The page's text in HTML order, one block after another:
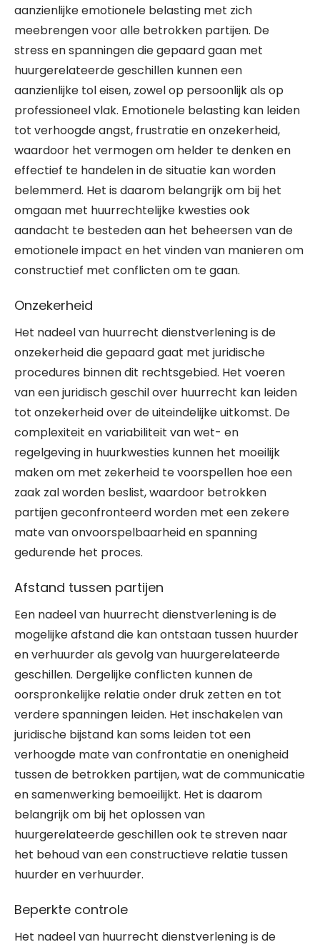
aanzienlijke emotionele belasting met zich
meebrengen voor alle betrokken partijen. De
stress en spanningen die gepaard gaan met
huurgerelateerde geschillen kunnen een
aanzienlijke tol eisen, zowel op persoonlijk als op
professioneel vlak. Emotionele belasting kan leiden
tot verhoogde angst, frustratie en onzekerheid,
waardoor het vermogen om helder te denken en
effectief te handelen in de situatie kan worden
belemmerd. Het is daarom belangrijk om bij het
omgaan met huurrechtelijke kwesties ook
aandacht te besteden aan het beheersen van de
emotionele impact en het vinden van manieren om
constructief met conflicten om te gaan.
Onzekerheid
Het nadeel van huurrecht dienstverlening is de
onzekerheid die gepaard gaat met juridische
procedures binnen dit rechtsgebied. Het voeren
van een juridisch geschil over huurrecht kan leiden
tot onzekerheid over de uiteindelijke uitkomst. De
complexiteit en variabiliteit van wet- en
regelgeving in huurkwesties kunnen het moeilijk
maken om met zekerheid te voorspellen hoe een
zaak zal worden beslist, waardoor betrokken
partijen geconfronteerd worden met een zekere
mate van onvoorspelbaarheid en spanning
gedurende het proces.
Afstand tussen partijen
Een nadeel van huurrecht dienstverlening is de
mogelijke afstand die kan ontstaan tussen huurder
en verhuurder als gevolg van huurgerelateerde
geschillen. Dergelijke conflicten kunnen de
oorspronkelijke relatie onder druk zetten en tot
verdere spanningen leiden. Het inschakelen van
juridische bijstand kan soms leiden tot een
verhoogde mate van confrontatie en onenigheid
tussen de betrokken partijen, wat de communicatie
en samenwerking bemoeilijkt. Het is daarom
belangrijk om bij het oplossen van
huurgerelateerde geschillen ook te streven naar
het behoud van een constructieve relatie tussen
huurder en verhuurder.
Beperkte controle
Het nadeel van huurrecht dienstverlening is de